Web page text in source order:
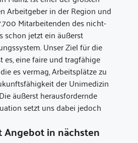
Arbeitgeber in der Region und
Mitarbeitenden des nicht-
schon jetzt ein äußerst
Unser Ziel für die
es, eine faire und tragfähige
es vermag, Arbeitsplätze zu
der Unimedizin
äußerst herausfordernde
setzt uns dabei jedoch
Angebot in nächsten